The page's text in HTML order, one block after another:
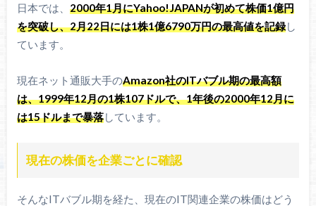
日本では、 2000年1月にYahoo!JAPANが初めて株価1億円
を突破し、2月22日には1株1億6790万円の最高値を記録し
ています。
現在ネット通販大手のAmazon社のITバブル期の最高額
は、1999年12月の1株107ドルで、1年後の2000年12月に
は15ドルまで暴落しています。
現在の株価を企業ごとに確認
そんなITバブル期を経た、現在のIT関連企業の株価はどう